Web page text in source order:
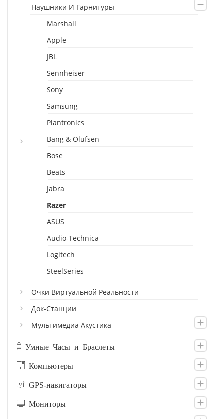
Наушники И Гарнитуры
Marshall
Apple
JBL
Sennheiser
Sony
Samsung
Plantronics
Bang & Olufsen
Bose
Beats
Jabra
Razer
ASUS
Audio-Technica
Logitech
SteelSeries
Очки Виртуальной Реальности
Док-Станции
Мультимедиа Акустика
Умные Часы и Браслеты
Компьютеры
GPS-навигаторы
Мониторы